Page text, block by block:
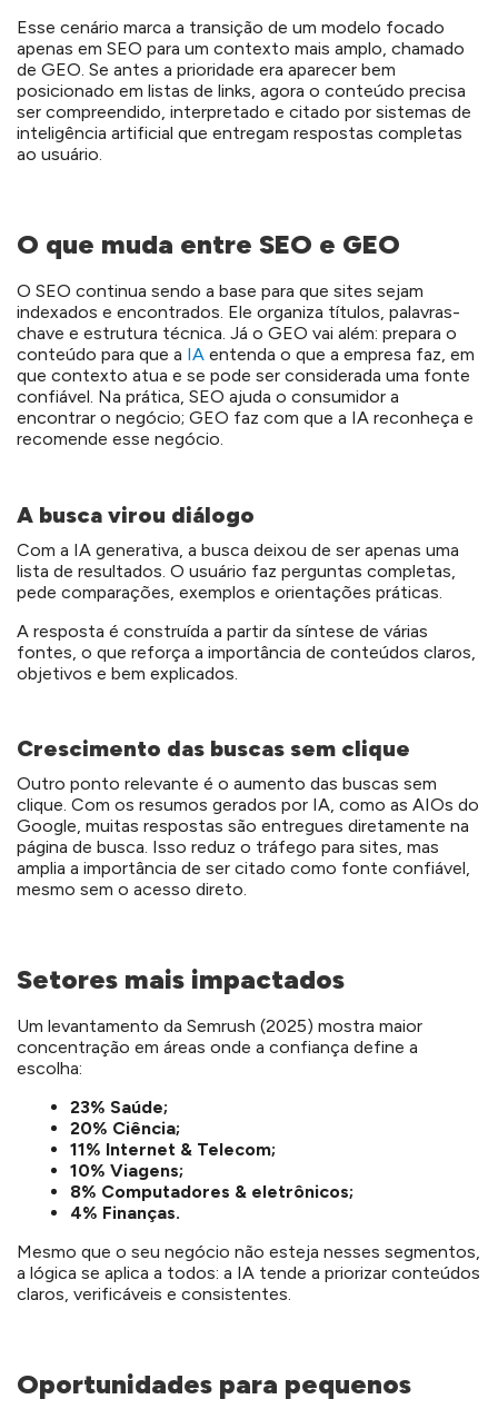
Esse cenário marca a transição de um modelo focado
apenas em SEO para um contexto mais amplo, chamado
de GEO. Se antes a prioridade era aparecer bem
posicionado em listas de links, agora o conteúdo precisa
ser compreendido, interpretado e citado por sistemas de
inteligência artificial que entregam respostas completas
ao usuário.
O que muda entre SEO e GEO
O SEO continua sendo a base para que sites sejam
indexados e encontrados. Ele organiza títulos, palavras-
chave e estrutura técnica. Já o GEO vai além: prepara o
conteúdo para que a IA entenda o que a empresa faz, em
que contexto atua e se pode ser considerada uma fonte
confiável. Na prática, SEO ajuda o consumidor a
encontrar o negócio; GEO faz com que a IA reconheça e
recomende esse negócio.
A busca virou diálogo
Com a IA generativa, a busca deixou de ser apenas uma
lista de resultados. O usuário faz perguntas completas,
pede comparações, exemplos e orientações práticas.
A resposta é construída a partir da síntese de várias
fontes, o que reforça a importância de conteúdos claros,
objetivos e bem explicados.
Crescimento das buscas sem clique
Outro ponto relevante é o aumento das buscas sem
clique. Com os resumos gerados por IA, como as AIOs do
Google, muitas respostas são entregues diretamente na
página de busca. Isso reduz o tráfego para sites, mas
amplia a importância de ser citado como fonte confiável,
mesmo sem o acesso direto.
Setores mais impactados
Um levantamento da Semrush (2025) mostra maior
concentração em áreas onde a confiança define a
escolha:
23% Saúde;
20% Ciência;
11% Internet & Telecom;
10% Viagens;
8% Computadores & eletrônicos;
4% Finanças.
Mesmo que o seu negócio não esteja nesses segmentos,
a lógica se aplica a todos: a IA tende a priorizar conteúdos
claros, verificáveis e consistentes.
Oportunidades para pequenos